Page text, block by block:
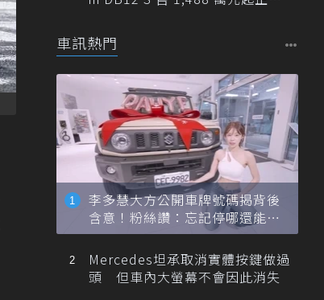
車訊熱門
李多慧大方公開車牌號碼揭背後
含意！粉絲讚：忘記停哪還能幫
忙找車
Mercedes坦承取消實體按鍵做過
頭 但車內大螢幕不會因此消失